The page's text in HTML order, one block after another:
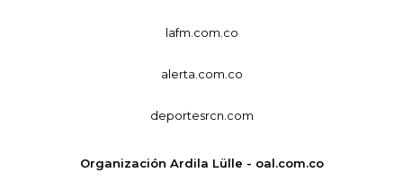
lafm.com.co
alerta.com.co
deportesrcn.com
Organización Ardila Lülle - oal.com.co